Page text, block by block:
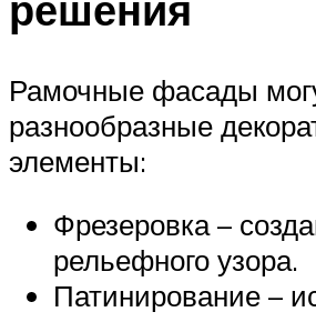
Рамочные фасады
разнообразные
элементы:
Фрезеровка –
рельефного узора.
Патинирование –